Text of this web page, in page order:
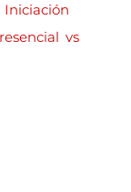
vs